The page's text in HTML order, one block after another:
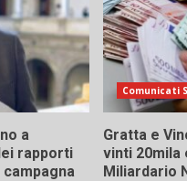
a
rapporti
Comunicati
Gratta e
vinti 20mila
Miliardario